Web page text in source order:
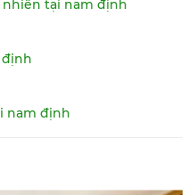
tại nam định
định
nam định